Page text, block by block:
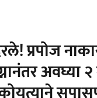
प्रपोज
अवघ्या २